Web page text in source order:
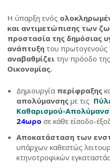
Η ύπαρξη ενός
και αντιμετώπισης των
προστασία της δημόσιας
ανάπτυξη του πρωτογενούς
αναβαθμίζει την πρόοδο της
Οικονομίας.
Δημιουργία περίφραξης
απολύμανσης με τις
Καθαρισμού-
24ωρο σε κάθε είσοδο-
Αποκατάσταση των
υπάρχων καθεστώς
κτηνοτροφικών